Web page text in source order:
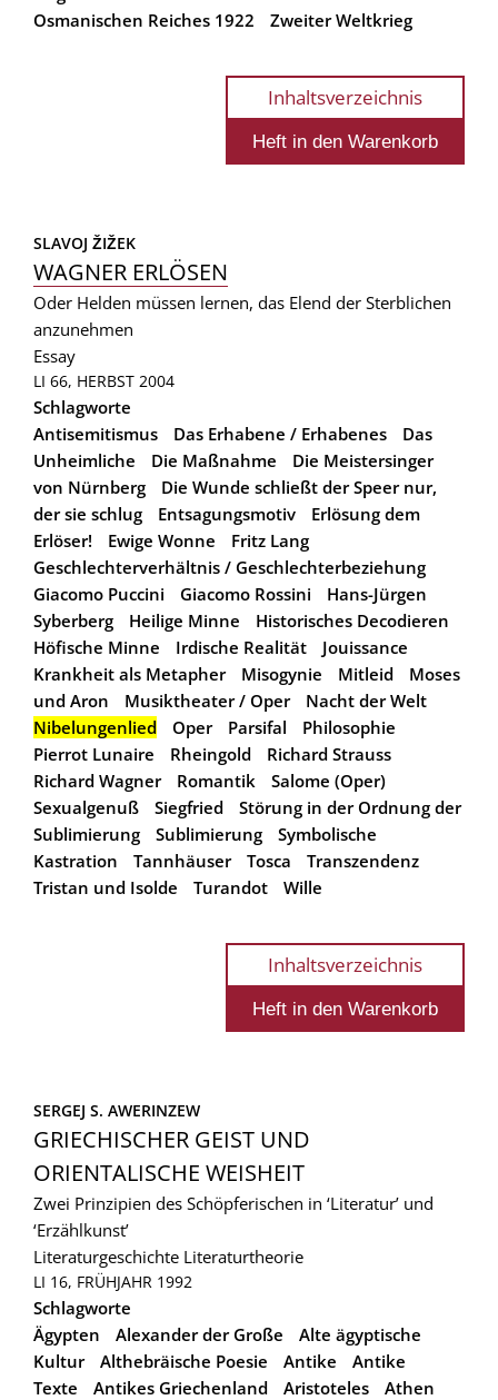
Osmanischen Reiches 1922
Zweiter Weltkrieg
Inhaltsverzeichnis
SLAVOJ ŽIŽEK
WAGNER ERLÖSEN
Oder Helden müssen lernen, das Elend der Sterblichen
anzunehmen
Essay
LI 66, HERBST 2004
Schlagworte
Antisemitismus
Das Erhabene / Erhabenes
Das
Unheimliche
Die Maßnahme
Die Meistersinger
von Nürnberg
Die Wunde schließt der Speer nur,
der sie schlug
Entsagungsmotiv
Erlösung dem
Erlöser!
Ewige Wonne
Fritz Lang
Geschlechterverhältnis / Geschlechterbeziehung
Giacomo Puccini
Giacomo Rossini
Hans-Jürgen
Syberberg
Heilige Minne
Historisches Decodieren
Höfische Minne
Irdische Realität
Jouissance
Krankheit als Metapher
Misogynie Mitleid
Moses
und Aron
Musiktheater / Oper
Nacht der Welt
Nibelungenlied
Oper Parsifal
Philosophie
Pierrot Lunaire
Rheingold
Richard Strauss
Richard Wagner
Romantik
Salome (Oper)
Sexualgenuß
Siegfried
Störung in der Ordnung der
Sublimierung
Sublimierung
Symbolische
Kastration
Tannhäuser Tosca
Transzendenz
Tristan und Isolde
Turandot Wille
Inhaltsverzeichnis
SERGEJ S. AWERINZEW
GRIECHISCHER GEIST UND
ORIENTALISCHE WEISHEIT
Zwei Prinzipien des Schöpferischen in ‘Literatur’ und
‘Erzählkunst’
Literaturgeschichte Literaturtheorie
LI 16, FRÜHJAHR 1992
Schlagworte
Ägypten
Alexander der Große
Alte ägyptische
Kultur
Althebräische Poesie Antike
Antike
Texte
Antikes Griechenland Aristoteles
Athen